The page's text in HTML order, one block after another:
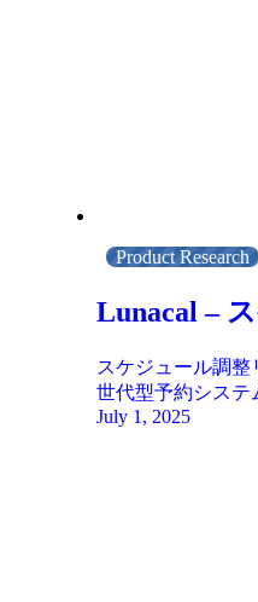
Product Research
Lunacal –
スケジュール調
世代型予約システ
July 1, 2025